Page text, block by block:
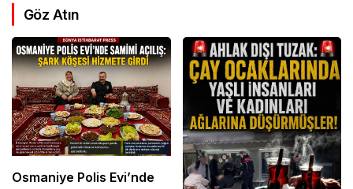
Göz Atın
Osmaniye Polis Evi’nde